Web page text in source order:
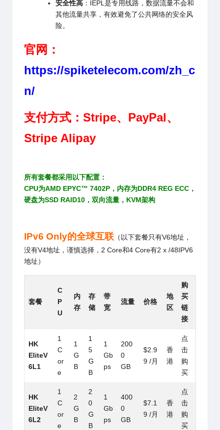
安全性高 ：IEPL是专用线路，数据流量不会和
其他流量共享，有效避免了公共网络的安全风
险。
官网：
https://spiketelecom.com/zh_c
n/
支付方式：Stripe、PayPal、
Stripe Alipay
所有套餐都采用以下配置：
CPU为AMD EPYC™ 7402P，内存为DDR4 REG ECC，
硬盘为SSD RAID10，双向流量，KVM架构
IPv6 Only的全球互联 （以下套餐只有V6地址，
没有V4地址，谨慎选择，2 Core和4 Core有2 x /48IPV6
地址）
套餐
C
P
U
内
存
存
储
带
宽
流量 价格
地
区
购
买
链
接
HK
EliteV
6L1
1
C
or
e
1
G
B
1
5
G
B
1
Gb
ps
200
0
GB
$2.9
9 /月
香
港
点
击
购
买
HK
EliteV
6L2
1
C
or
e
2
G
B
2
0
G
B
1
Gb
ps
400
0
GB
$7.1
9 /月
香
港
点
击
购
买